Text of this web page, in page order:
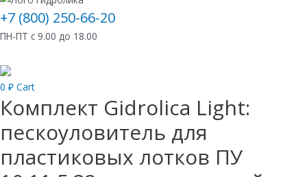
+7 (800) 250-66-20
ПН-ПТ с 9.00 до 18.00
0 ₽ Cart
Комплект Gidrolica Light:
пескоуловитель для
пластиковых лотков ПУ